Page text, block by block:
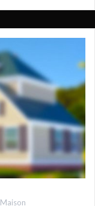
Maison